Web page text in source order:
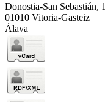
Donostia-San Sebastián, 1
01010 Vitoria-Gasteiz
Álava